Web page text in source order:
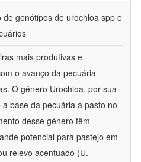
de genótipos de urochloa spp e
mais produtivas e
o avanço da pecuária
O gênero Urochloa, por sua
base da pecuária a pasto no
desse gênero têm
potencial para pastejo em
relevo acentuado (U.